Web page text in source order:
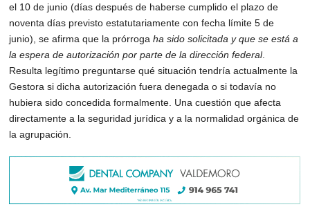
el 10 de junio (días después de haberse cumplido el plazo de
noventa días previsto estatutariamente con fecha límite 5 de
junio), se afirma que la prórroga ha sido solicitada y que se está a
la espera de autorización por parte de la dirección federal
Resulta legítimo preguntarse qué situación tendría actualmente la
Gestora si dicha autorización fuera denegada o si todavía no
hubiera sido concedida formalmente. Una cuestión que afecta
directamente a la seguridad jurídica y a la normalidad orgánica de
la agrupación.